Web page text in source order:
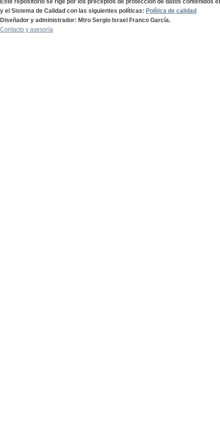
Este repositorio se rige por los preceptos de protección de datos contenidos
y el Sistema de Calidad con las siguientes políticas: Política de calidad
Diseñador y administrador: Mtro Sergio Israel Franco García.
Contacto y asesoría